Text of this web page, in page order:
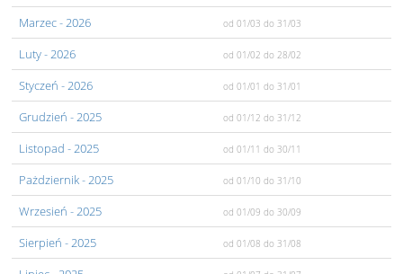
Marzec- 2026 od 01/03 do 31/03
Luty- 2026 od 01/02 do 28/02
Styczeń - 2026 od 01/01 do 31/01
Grudzień - 2025 od 01/12 do 31/12
Listopad - 2025 od 01/11 do 30/11
Pażdziernik- 2025 od 01/10 do 31/10
Wrzesień - 2025 od 01/09 do 30/09
Sierpień - 2025 od 01/08 do 31/08